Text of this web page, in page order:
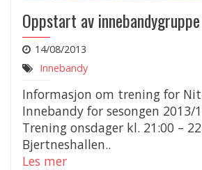
Oppstart av
14/08/2013
Innebandy
Informasjon om trening for
Innebandy for sesongen 2013/
Trening onsdager kl. 21:00 –
Bjertneshallen..
Les mer